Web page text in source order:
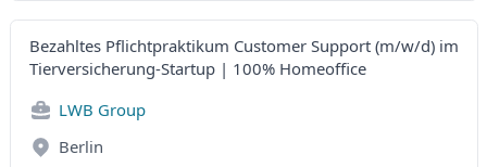
Bezahltes Pflichtpraktikum Customer Support (m/w/d) im
Tierversicherung-Startup | 100% Homeoffice
LWB Group
Berlin